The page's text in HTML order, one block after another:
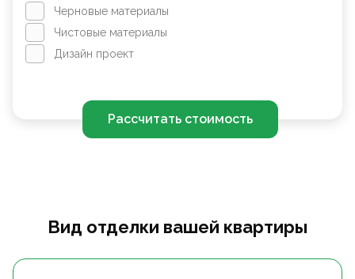
Черновые материалы
Чистовые материалы
Дизайн проект
Рассчитать стоимость
Вид отделки вашей квартиры